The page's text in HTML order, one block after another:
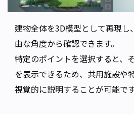
建物全体を3D模型として再現し
由な角度から確認できます。
特定のポイントを選択すると、
を表示できるため、共用施設や
視覚的に説明することが可能です